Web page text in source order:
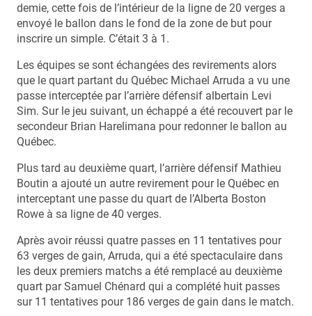
demie, cette fois de l’intérieur de la ligne de 20 verges a
envoyé le ballon dans le fond de la zone de but pour
inscrire un simple. C’était 3 à 1.
Les équipes se sont échangées des revirements alors
que le quart partant du Québec Michael Arruda a vu une
passe interceptée par l’arrière défensif albertain Levi
Sim. Sur le jeu suivant, un échappé a été recouvert par le
secondeur Brian Harelimana pour redonner le ballon au
Québec.
Plus tard au deuxième quart, l’arrière défensif Mathieu
Boutin a ajouté un autre revirement pour le Québec en
interceptant une passe du quart de l’Alberta Boston
Rowe à sa ligne de 40 verges.
Après avoir réussi quatre passes en 11 tentatives pour
63 verges de gain, Arruda, qui a été spectaculaire dans
les deux premiers matchs a été remplacé au deuxième
quart par Samuel Chénard qui a complété huit passes
sur 11 tentatives pour 186 verges de gain dans le match.